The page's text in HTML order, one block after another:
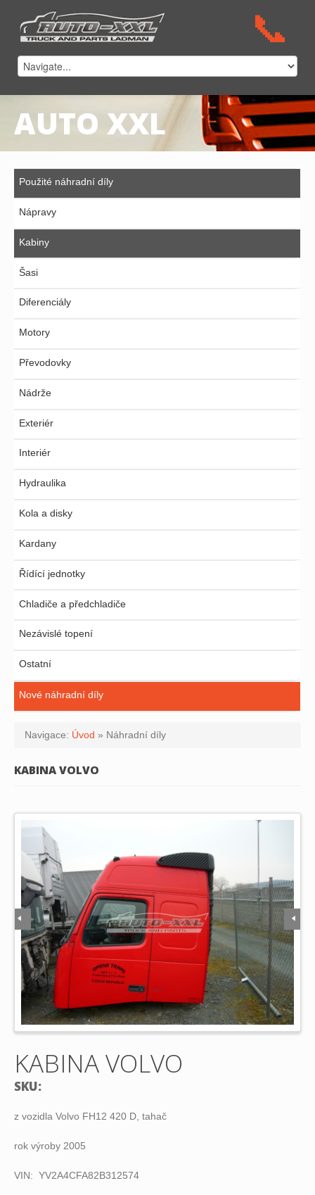
AUTO XXL
Použité náhradní díly
Nápravy
Kabiny
Šasi
Diferenciály
Motory
Převodovky
Nádrže
Exteriér
Interiér
Hydraulika
Kola a disky
Kardany
Řídící jednotky
Chladiče a předchladiče
Nezávislé topení
Ostatní
Nové náhradní díly
Navigace: Úvod » Náhradní díly
KABINA VOLVO
KABINA VOLVO
SKU:
z vozidla Volvo FH12 420 D, tahač
rok výroby 2005
VIN: YV2A4CFA82B312574